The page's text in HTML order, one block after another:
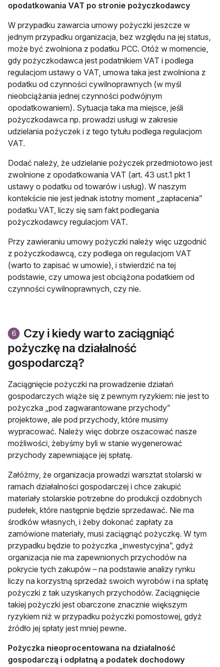
opodatkowania VAT po stronie pożyczkodawcy
W przypadku zawarcia umowy pożyczki jeszcze w
jednym przypadku organizacja, bez względu na jej status,
może być zwolniona z podatku PCC. Otóż w momencie,
gdy pożyczkodawca jest podatnikiem VAT i podlega
regulacjom ustawy o VAT, umowa taka jest zwolniona z
podatku od czynności cywilnoprawnych (w myśl
nieobciążania jednej czynności podwójnym
opodatkowaniem). Sytuacja taka ma miejsce, jeśli
pożyczkodawca np. prowadzi usługi w zakresie
udzielania pożyczek i z tego tytułu podlega regulacjom
VAT.
Dodać należy, że udzielanie pożyczek przedmiotowo jest
zwolnione z opodatkowania VAT (art. 43 ust.1 pkt 1
ustawy o podatku od towarów i usług). W naszym
kontekście nie jest jednak istotny moment „zapłacenia”
podatku VAT, liczy się sam fakt podlegania
pożyczkodawcy regulacjom VAT.
Przy zawieraniu umowy pożyczki należy więc uzgodnić
z pożyczkodawcą, czy podlega on regulacjom VAT
(warto to zapisać w umowie), i stwierdzić na tej
podstawie, czy umowa jest obciążona podatkiem od
czynności cywilnoprawnych, czy nie.
6
Czy i kiedy warto zaciągniąć
pożyczkę na działalność
gospodarczą?
Zaciągnięcie pożyczki na prowadzenie działań
gospodarczych wiąże się z pewnym ryzykiem: nie jest to
pożyczka „pod zagwarantowane przychody”
projektowe, ale pod przychody, które musimy
wypracować. Należy więc dobrze oszacować nasze
możliwości, żebyśmy byli w stanie wygenerować
przychody zapewniające jej spłatę.
Załóżmy, że organizacja prowadzi warsztat stolarski w
ramach działalności gospodarczej i chce zakupić
materiały stolarskie potrzebne do produkcji ozdobnych
pudełek, które następnie będzie sprzedawać. Nie ma
środków własnych, i żeby dokonać zapłaty za
zamówione materiały, musi zaciągnąć pożyczkę. W tym
przypadku będzie to pożyczka „inwestycyjna”, gdyż
organizacja nie ma zapewnionych przychodów na
pokrycie tych zakupów – na podstawie analizy rynku
liczy na korzystną sprzedaż swoich wyrobów i na spłatę
pożyczki z tak uzyskanych przychodów. Zaciągnięcie
takiej pożyczki jest obarczone znacznie większym
ryzykiem niż w przypadku pożyczki pomostowej, gdyż
źródło jej spłaty jest mniej pewne.
Pożyczka nieoprocentowana na działalność
gospodarczą i odpłatną a podatek dochodowy